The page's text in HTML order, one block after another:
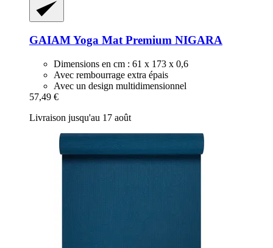
GAIAMYoga Mat Premium NIGARA
Dimensions en cm : 61 x 173 x 0,6
Avec rembourrage extra épais
Avec un design multidimensionnel
57,49 €
Livraison jusqu'au 17 août